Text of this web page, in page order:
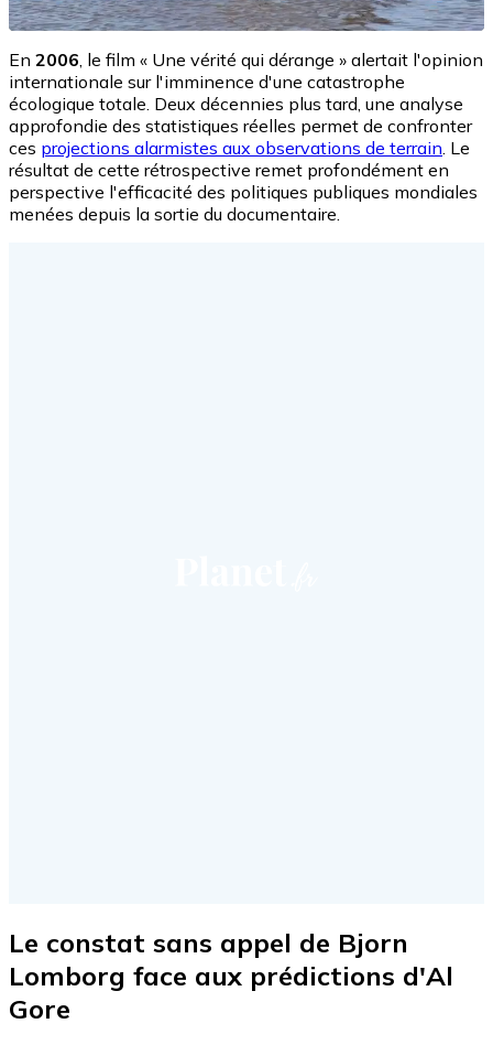
En 2006 , le film « Une vérité qui dérange » alertait l'opinion
internationale sur l'imminence d'une catastrophe
écologique totale. Deux décennies plus tard, une analyse
approfondie des statistiques réelles permet de confronter
ces projections alarmistes aux observations de terrain . Le
résultat de cette rétrospective remet profondément en
perspective l'efficacité des politiques publiques mondiales
menées depuis la sortie du documentaire.
Le constat sans appel de Bjorn
Lomborg face aux prédictions d'Al
Gore